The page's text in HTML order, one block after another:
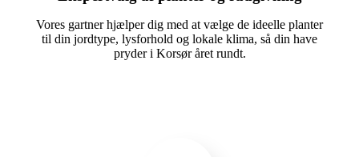
Vores gartner hjælper dig med at vælge de ideelle planter
til din jordtype, lysforhold og lokale klima, så din have
pryder i Korsør året rundt.